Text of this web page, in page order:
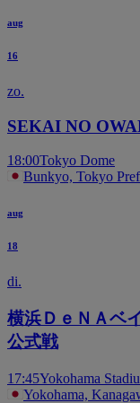
aug
16
zo.
SEKAI NO
18:00Tokyo Dome
Bunkyo, Tokyo
aug
18
di.
横浜ＤｅＮＡベ
公式戦
17:45Yokohama
Yokohama,